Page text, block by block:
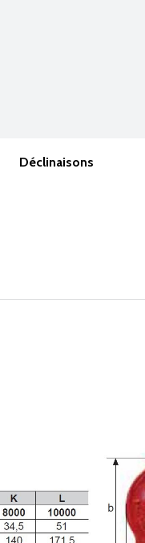
Déclinaisons